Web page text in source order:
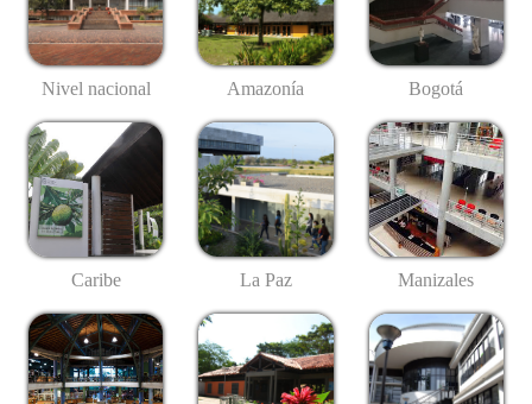
Nivel nacional Amazonía Bogotá
Caribe La Paz Manizales